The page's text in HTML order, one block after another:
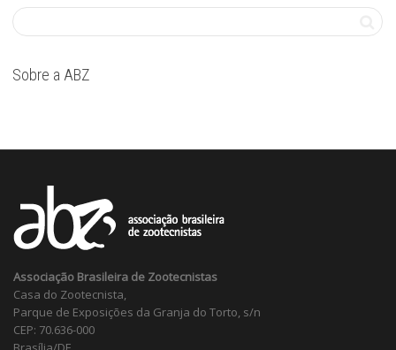
Sobre a ABZ
Associação Brasileira de Zootecnistas
Casa do Zootecnista,
Parque de Exposições da Granja do Torto, s/n
CEP: 70.636-000